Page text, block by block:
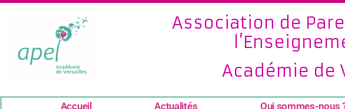
Association de
Académie de
Accueil Actualités Qui sommes-nous